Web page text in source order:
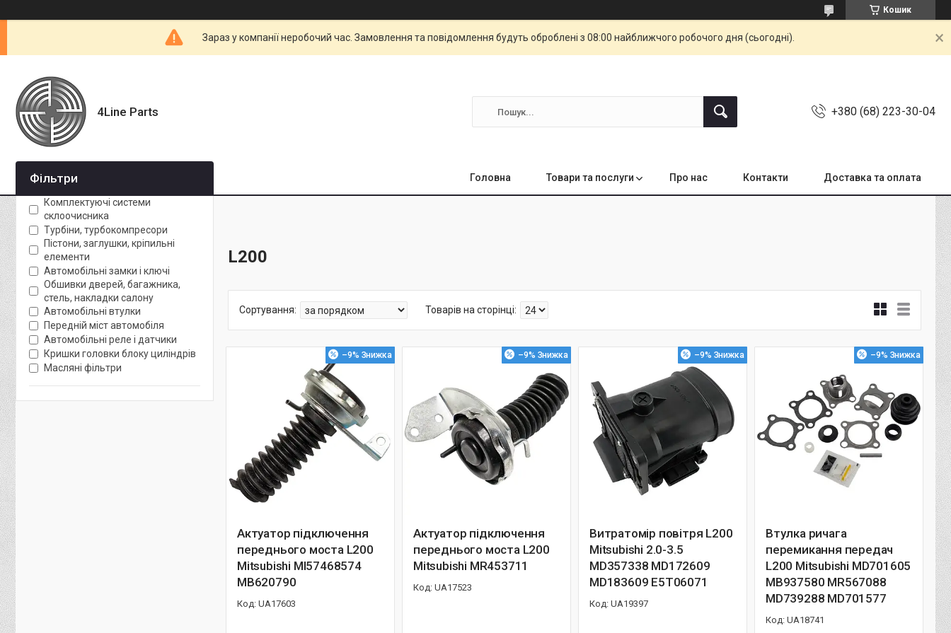
Кошик
Зараз у компанії неробочий час. Замовлення та повідомлення будуть оброблені з 08:00 найближчого робочого дня (сьогодні).
4Line Parts +380 (68) 223-30-04
Головна Товари та послуги Про нас Контакти Доставка та оплата
L200
–9%
Актуатор підключення
переднього моста L200
Mitsubishi MI57468574
MB620790
UA17603
–9%
Актуатор підключення
переднього моста L200
Mitsubishi MR453711
UA17523
–9%
Витратомір повітря L200
Mitsubishi 2.0-3.5
MD357338 MD172609
MD183609 E5T06071
UA19397
–9%
Втулка ричага
перемикання передач
L200 Mitsubishi MD701605
MB937580 MR567088
MD739288 MD701577
UA18741
Фільтри
Комплектуючі системи
склоочисника
Турбіни, турбокомпресори
Пістони, заглушки, кріпильні
елементи
Автомобільні замки і ключі
Обшивки дверей, багажника,
стель, накладки салону
Автомобільні втулки
Передній міст автомобіля
Автомобільні реле і датчики
Кришки головки блоку циліндрів
Масляні фільтри